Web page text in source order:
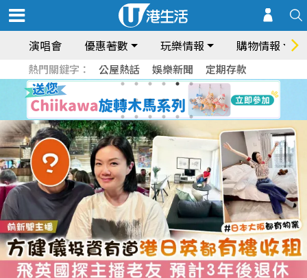
演唱會 優惠著數 玩樂情報 購物情報
熱門關鍵字： 公屋熱話 娛樂新聞 定期存款